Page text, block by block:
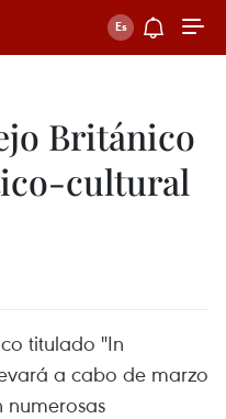
Británico
cultural
titulado "In
a cabo de marzo